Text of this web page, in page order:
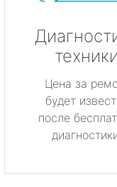
техники
Цена за
будет
после